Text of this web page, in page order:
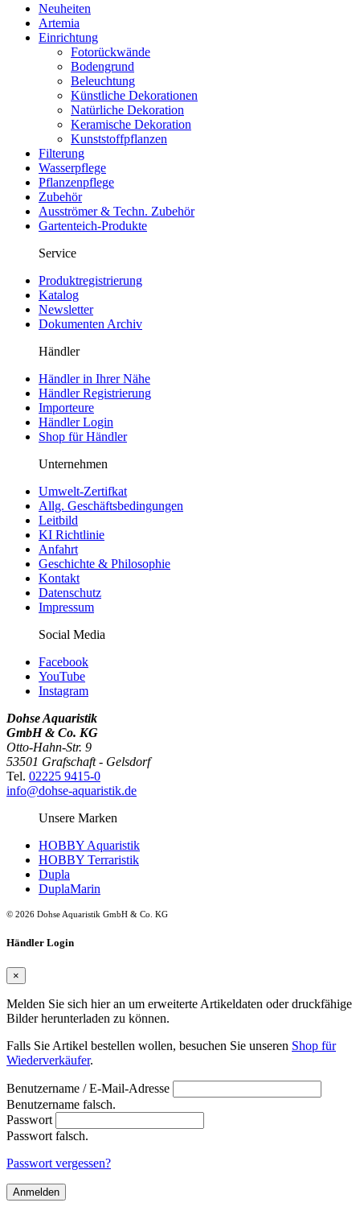
Neuheiten
Artemia
Einrichtung
Fotorückwände
Bodengrund
Beleuchtung
Künstliche Dekorationen
Natürliche Dekoration
Keramische Dekoration
Kunststoffpflanzen
Filterung
Wasserpflege
Pflanzenpflege
Zubehör
Ausströmer & Techn. Zubehör
Gartenteich-Produkte
Service
Produktregistrierung
Katalog
Newsletter
Dokumenten Archiv
Händler
Händler in Ihrer Nähe
Händler Registrierung
Importeure
Händler Login
Shop für Händler
Unternehmen
Umwelt-Zertifkat
Allg. Geschäftsbedingungen
Leitbild
KI Richtlinie
Anfahrt
Geschichte & Philosophie
Kontakt
Datenschutz
Impressum
Social Media
Facebook
YouTube
Instagram
Dohse Aquaristik
GmbH & Co. KG
Otto-Hahn-Str. 9
53501 Grafschaft - Gelsdorf
Tel. 02225 9415-0
info@dohse-aquaristik.de
Unsere Marken
HOBBY Aquaristik
HOBBY Terraristik
Dupla
DuplaMarin
© 2026 Dohse Aquaristik GmbH & Co. KG
Händler Login
×
Melden Sie sich hier an um erweiterte Artikeldaten oder druckfähige
Bilder herunterladen zu können.
Falls Sie Artikel bestellen wollen, besuchen Sie unseren Shop für
Wiederverkäufer.
Benutzername / E-Mail-Adresse
Benutzername falsch.
Passwort
Passwort falsch.
Passwort vergessen?
Anmelden